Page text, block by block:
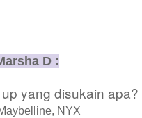
D :
yang disukain apa?
NYX